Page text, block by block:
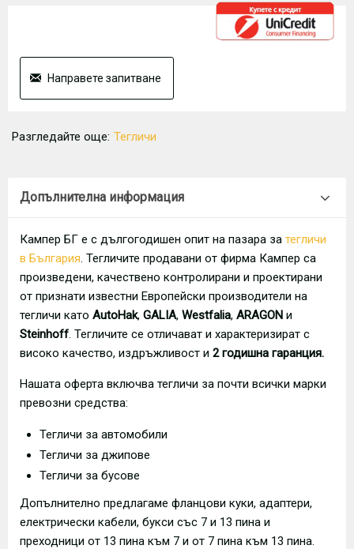
Направете запитване
Разгледайте още: Тегличи
Допълнителна информация
Кампер БГ е с дългогодишен опит на пазара за тегличи
в България. Тегличите продавани от фирма Кампер са
произведени, качествено контролирани и проектирани
от признати известни Европейски производители на
тегличи като AutoHak, GALIA, Westfalia, ARAGON и
Steinhoff. Тегличите се отличават и характеризират с
високо качество, издръжливост и 2 годишна гаранция.
Нашата оферта включва тегличи за почти всички марки
превозни средства:
Тегличи за автомобили
Тегличи за джипове
Тегличи за бусове
Допълнително предлагаме фланцови куки, адаптери,
електрически кабели, букси със 7 и 13 пина и
преходници от 13 пина към 7 и от 7 пина към 13 пина.